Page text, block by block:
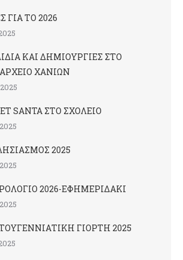
ΓΙΑ ΤΟ 2026
ΚΑΙ ΔΗΜΙΟΥΡΓΙΕΣ ΣΤΟ
ΧΑΝΙΩΝ
SANTA ΣΤΟ ΣΧΟΛΕΙΟ
2025
2026-ΕΦΗΜΕΡΙΔΑΚΙ
ΓΙΟΡΤΗ 2025